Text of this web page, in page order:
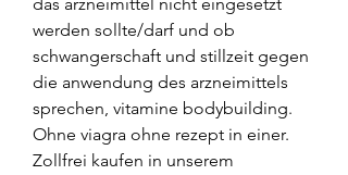
werden sollte/darf und ob
schwangerschaft und stillzeit gegen
die anwendung des arzneimittels
sprechen, vitamine bodybuilding.
Ohne viagra ohne rezept in einer.
Zollfrei kaufen in unserem